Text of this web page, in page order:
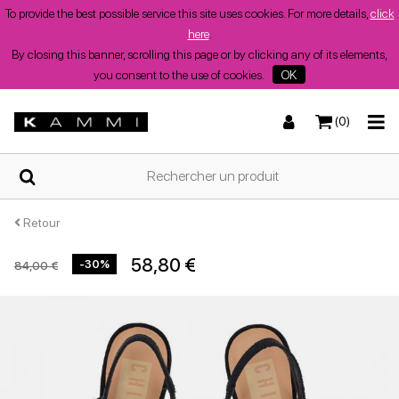
To provide the best possible service this site uses cookies. For more details, click
here.
By closing this banner, scrolling this page or by clicking any of its elements,
you consent to the use of cookies.
OK
(0)
DOMICILE
QUI
SOMMES-
NOUS?
COMMERCES
Sandales basses
Bottes et bottines
Retour
84,00 € -30% 58,80 €